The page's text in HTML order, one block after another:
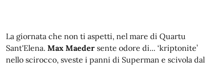
La giornata che non ti aspetti, nel mare di Quartu
Sant'Elena. Max Maeder sente odore di... ‘kriptonite’
nello scirocco, sveste i panni di Superman e scivola dal